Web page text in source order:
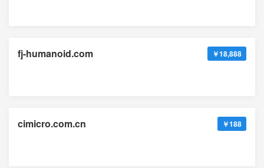
fj-humanoid.com ￥18,888
cimicro.com.cn ￥188